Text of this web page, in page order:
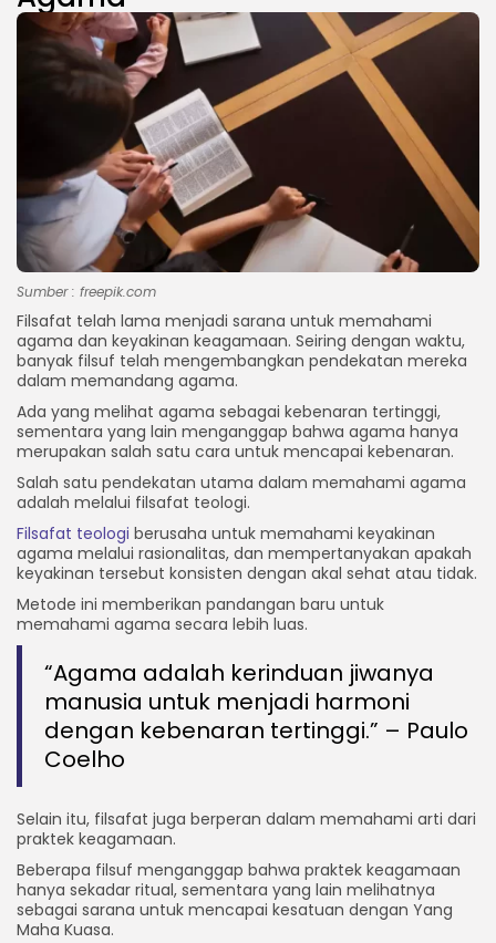
Sumber : freepik.com
Filsafat telah lama menjadi sarana untuk memahami
agama dan keyakinan keagamaan. Seiring dengan waktu,
banyak filsuf telah mengembangkan pendekatan mereka
dalam memandang agama.
Ada yang melihat agama sebagai kebenaran tertinggi,
sementara yang lain menganggap bahwa agama hanya
merupakan salah satu cara untuk mencapai kebenaran.
Salah satu pendekatan utama dalam memahami agama
adalah melalui filsafat teologi.
Filsafat teologi berusaha untuk memahami keyakinan
agama melalui rasionalitas, dan mempertanyakan apakah
keyakinan tersebut konsisten dengan akal sehat atau tidak.
Metode ini memberikan pandangan baru untuk
memahami agama secara lebih luas.
“Agama adalah kerinduan jiwanya
manusia untuk menjadi harmoni
dengan kebenaran tertinggi.” – Paulo
Coelho
Selain itu, filsafat juga berperan dalam memahami arti dari
praktek keagamaan.
Beberapa filsuf menganggap bahwa praktek keagamaan
hanya sekadar ritual, sementara yang lain melihatnya
sebagai sarana untuk mencapai kesatuan dengan Yang
Maha Kuasa.